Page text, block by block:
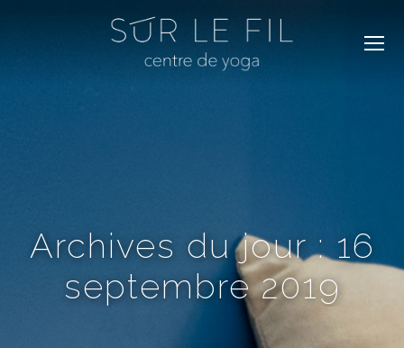
Archives du jour :16
septembre 2019